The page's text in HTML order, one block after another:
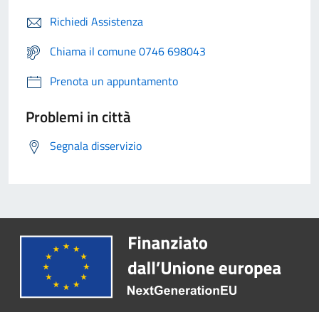
Richiedi Assistenza
Chiama il comune 0746 698043
Prenota un appuntamento
Problemi in città
Segnala disservizio